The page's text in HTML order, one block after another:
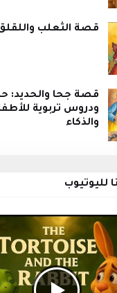
قصة الثعلب
قصة جحا والحديد:
ودروس تربوية
والذكاء
لليوتيوب